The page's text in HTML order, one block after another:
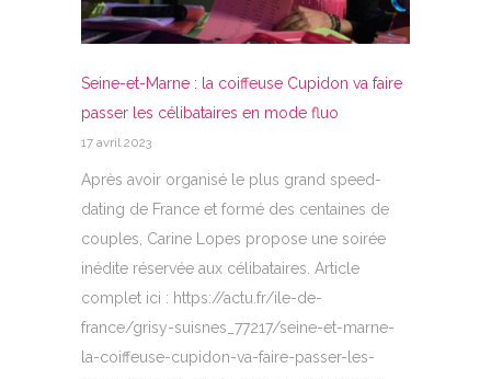
Seine-et-Marne : la coiffeuse Cupidon va faire
passer les célibataires en mode fluo
17 avril 2023
Après avoir organisé le plus grand speed-
dating de France et formé des centaines de
couples, Carine Lopes propose une soirée
inédite réservée aux célibataires. Article
complet ici : https://actu.fr/ile-de-
france/grisy-suisnes_77217/seine-et-marne-
la-coiffeuse-cupidon-va-faire-passer-les-